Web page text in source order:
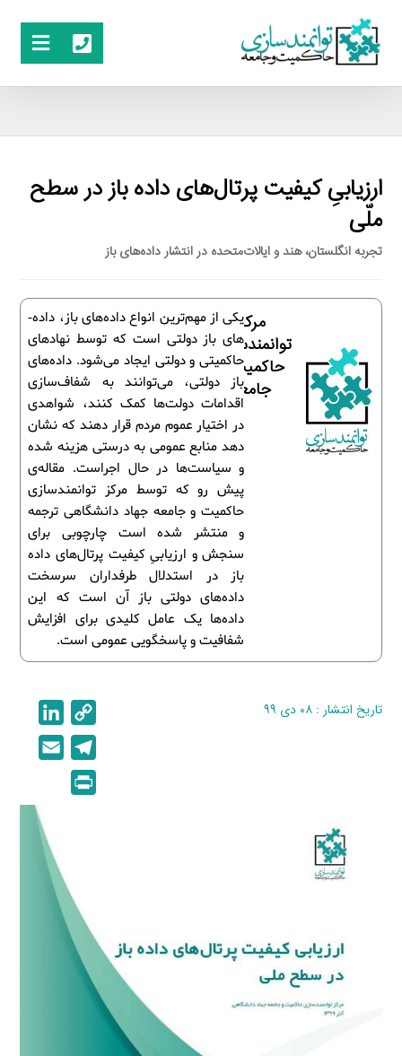
ارزیابیِ کیفیت پرتال‌های داده باز در سطح
ملّی
تجربه انگلستان، هند و ایالات‌متحده در انتشار داده‌های باز
یکی از مهم‌ترین انواع داده‌های باز، داده­
های باز دولتی است که توسط نهادهای
حاکمیتی و دولتی ایجاد می‌شود. داده‌های
باز دولتی، می‌توانند به شفاف‌سازی
اقدامات دولت‌ها کمک کنند، شواهدی
در اختیار عموم مردم قرار دهند که نشان
دهد منابع عمومی به درستی هزینه شده
و سیاست‌ها در حال اجراست. مقاله‌ی
پیش رو که توسط مرکز توانمندسازی
حاکمیت و جامعه جهاد دانشگاهی ترجمه
و منتشر شده است چارچوبی برای
سنجش و ارزیابیِ کیفیت پرتال‌های داده
باز در استدلال طرفداران سرسخت
داده‌های دولتی باز آن است که این
داده‌ها یک عامل کلیدی برای افزایش
شفافیت و پاسخگویی عمومی است.
مرکز
توانمندسازی
حاکمیت و
جامعه
تاریخ انتشار : ۰۸ دی ۹۹
o
p
y
k
i
n
e
e
l
a
m
i
t